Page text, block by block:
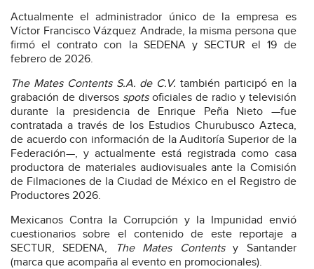
Actualmente el administrador único de la empresa es
Víctor Francisco Vázquez Andrade, la misma persona que
firmó el contrato con la SEDENA y SECTUR el 19 de
febrero de 2026.
The Mates Contents S.A. de C.V. también participó en la
grabación de diversos spots oficiales de radio y televisión
durante la presidencia de Enrique Peña Nieto —fue
contratada a través de los Estudios Churubusco Azteca,
de acuerdo con información de la Auditoría Superior de la
Federación—, y actualmente está registrada como casa
productora de materiales audiovisuales ante la Comisión
de Filmaciones de la Ciudad de México en el Registro de
Productores 2026.
Mexicanos Contra la Corrupción y la Impunidad envió
cuestionarios sobre el contenido de este reportaje a
SECTUR, SEDENA,
The Mates Contentsy Santander
(marca que acompaña al evento en promocionales).